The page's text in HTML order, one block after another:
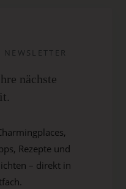
nächste
Rezepte und
– direkt in